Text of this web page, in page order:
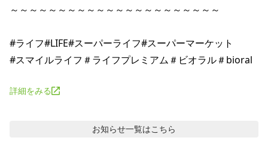
～～～～～～～～～～～～～～～～～～～～～～
#ライフ#LIFE#スーパーライフ#スーパーマーケット
詳細をみる
お知らせ一覧はこちら